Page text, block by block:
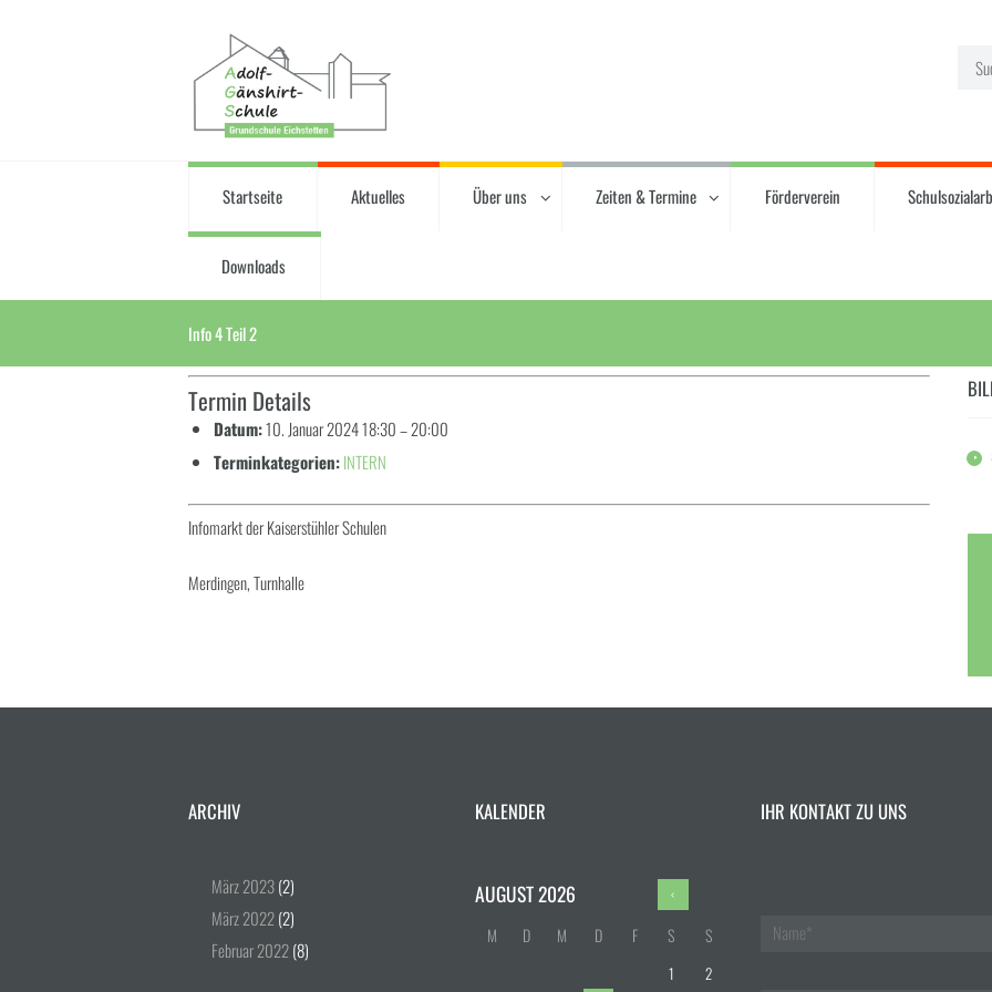
Startseite Aktuelles Über uns Zeiten & Termine Förderverein
Downloads
Info 4 Teil 2
Termin Details
Datum:10. Januar 2024 18:30–20:00
Terminkategorien: INTERN
Infomarkt der Kaiserstühler Schulen
Merdingen, Turnhalle
ARCHIV
März2023(2)
März2022(2)
Februar2022(8)
KALENDER
AUGUST2026
M D M D F S S
1
2
IHR KONTAKT ZU UNS